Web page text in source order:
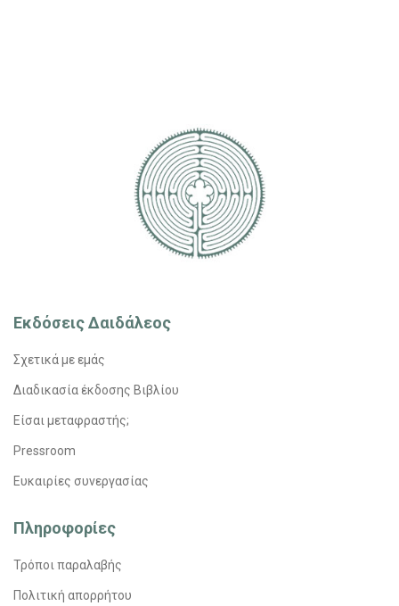
Εκδόσεις Δαιδάλεος
Σχετικά με εμάς
Διαδικασία έκδοσης Βιβλίου
Είσαι μεταφραστής;
Pressroom
Ευκαιρίες συνεργασίας
Πληροφορίες
Τρόποι παραλαβής
Πολιτική απορρήτου